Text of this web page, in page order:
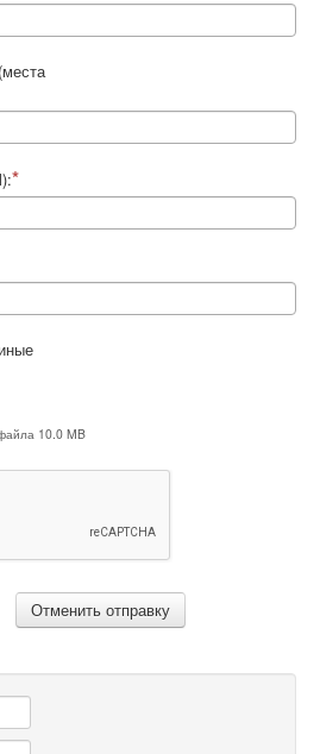
10.0 MB
Отменить отправку